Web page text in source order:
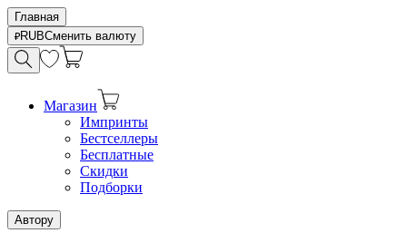
Главная
RUBСменить валюту
Магазин
Импринты
Бестселлеры
Бесплатные
Скидки
Подборки
Автору